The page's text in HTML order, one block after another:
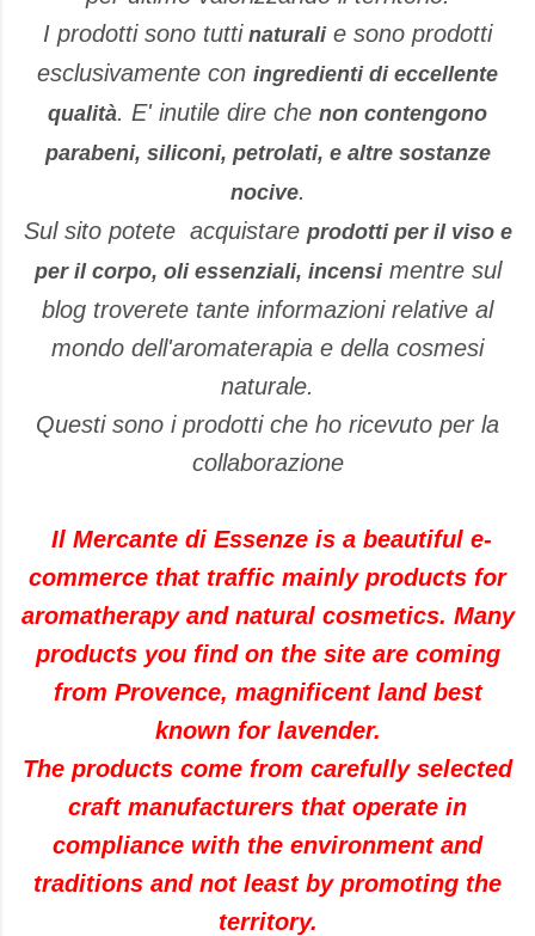
I prodotti sono tutti naturalie sono prodotti
esclusivamente con ingredienti di eccellente
qualità. E' inutile dire che non contengono
parabeni, siliconi, petrolati, e altre sostanze
nocive.
Sul sito potete acquistare prodotti per il viso e
per il corpo, oli essenziali, incensimentre sul
blog troverete tante informazioni relative al
mondo dell'aromaterapia e della cosmesi
naturale.
Questi sono i prodotti che ho ricevuto per la
collaborazione
Il Mercante di Essenzeis a beautiful e-
commerce that traffic mainlyproducts for
aromatherapy and natural cosmetics. Many
products you find on the site are coming
from Provence, magnificent land best
known for lavender.
The products come from carefully selected
craft manufacturers that operate in
compliance with the environment and
traditions and not least by promoting the
territory.